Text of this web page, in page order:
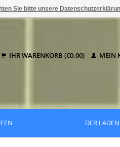
IHR WARENKORB (€0,00) MEIN
DER LADEN
Sie bitte unsere